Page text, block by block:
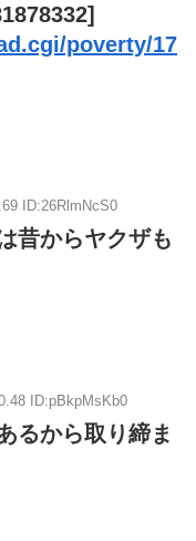
poverty/17
ID:26RlmNcS0
昔からヤクザも
ID:pBkpMsKb0
るから取り締ま